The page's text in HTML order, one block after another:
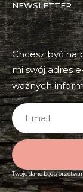
NEWSLETTER
Chcesz być na
mi swój adres
ważnych
Twoje dane będą